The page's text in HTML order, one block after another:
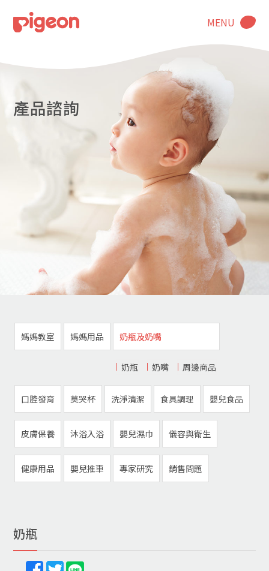
MENU
產品諮詢
媽媽教室 媽媽用品 奶瓶及奶嘴
奶瓶 奶嘴 周邊商品
口腔發育 莫哭杯 洗淨清潔 食具調理 嬰兒食品
皮膚保養 沐浴入浴 嬰兒濕巾 儀容與衛生
健康用品 嬰兒推車 專家研究 銷售問題
奶瓶